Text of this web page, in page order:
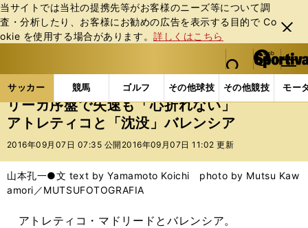
当サイトでは当社の提携先等がお客様のニーズ等について調
査・分析したり、お客様にお勧めの広告を表⽰する⽬的で Co
okie を使⽤する場合があります。詳しくはこちら
閉じ
る
web Sportiva (webスポルティーバ)
検索
マイペ
ー
ジ
メニュ
サッカー 競馬 ゴルフ その他球技 その他競技 モー
ス
ポ
ル
バ
サッカーの記事一覧 海外サッカー 海外サッカー
リーガ序盤で失速も「心折れない」
アトレティコと「沈没」バレンシア
2016年09月07日 07:35 公開 2016年09月07日 11:02 更新
山本孔一●文 text by Yamamoto Koichi photo by Mutsu Kaw
amori／MUTSUFOTOGRAFIA
アトレティコ・マドリードとバレンシア。